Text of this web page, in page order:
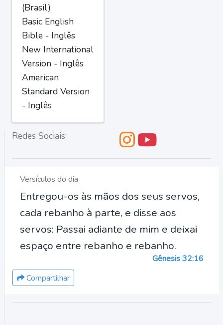
(Brasil)
Basic English
Bible - Inglês
New International
Version - Inglês
American
Standard Version
- Inglês
Redes Sociais
Versículos do dia
Entregou-os às mãos dos seus servos,
cada rebanho à parte, e disse aos
servos: Passai adiante de mim e deixai
espaço entre rebanho e rebanho.
Gênesis 32:16
Compartilhar